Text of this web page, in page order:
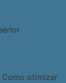
Como otimizar